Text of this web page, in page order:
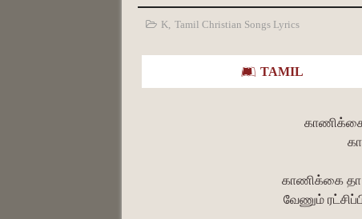
K, Tamil Christian Songs Lyrics
TAMIL
காணிக்கை
காணிக்கை தா
வேணும்